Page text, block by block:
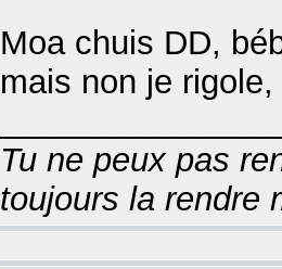
Moa chuis DD,
mais non je
Tu ne peux pas
toujours la rendre